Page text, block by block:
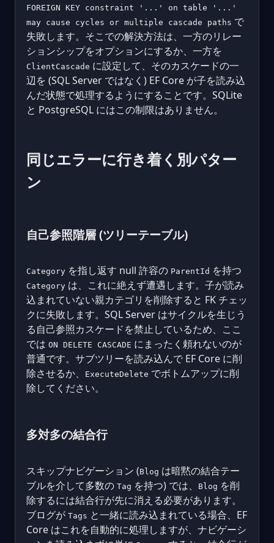
FOREIGN KEY constraint '...' on table '...'
may cause cycles or multiple cascade paths で
失敗します。そこでの解決方法は、一方のリレー
ションシップをオプションにするか、一方を
ClientCascade に設定して、そのカスケードの一
辺を (SQL Server ではなく) EF Core が子を読み込
んだ状態で処理するようにすることです。SQLite
と PostgreSQL にはこの制限はありません。
同じエラーに行き着く別パター
ン
自己参照階層 (ツリーテーブル)
Category を指し返す null 許容の ParentId を持つ
Category は、これに絶えず遭遇します。子が読み
込まれていない親カテゴリを削除すると FK チェッ
クに失敗します。SQL Server はサイクルを生じう
る自己参照カスケードを禁止しているため、ここ
では ON DELETE CASCADE にまったく頼れないのが
普通です。サブツリーを読み込んで EF Core に削
除させるか、
ExecuteDelete でボトムアップに削
除してください。
多対多の結合行
スキップナビゲーション (Blog は暗黙の結合テー
ブルを介して多数の Tag を持つ) では、 Blog を削
除するには結合行が先に消える必要があります。
ブログが Tags と一緒に読み込まれている場合、EF
Core はこれを自動的に処理しますが、ナビゲーシ